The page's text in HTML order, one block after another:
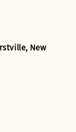
New